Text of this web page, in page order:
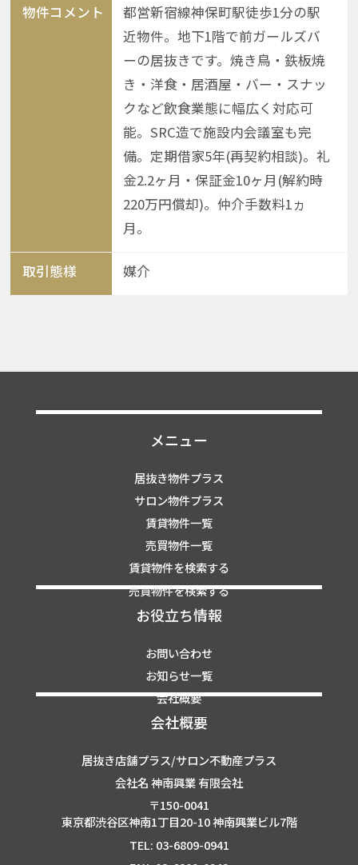
物件コメント
都営新宿線神保町駅徒歩1分の駅
近物件。地下1階で前ガールズバ
ーの居抜きです。焼き鳥・鉄板焼
き・洋食・居酒屋・バー・スナッ
クなど飲食業態に幅広く対応可
能。SRC造で施設内会議室も完
備。定期借家5年(再契約相談)。礼
金2.2ヶ月・保証金10ヶ月(解約時
220万円償却)。仲介手数料1ヵ
月。
取引態様 媒介
メニュー
居抜き物件プラス
サロン物件プラス
賃貸物件一覧
売買物件一覧
賃貸物件を検索する
売買物件を検索する
お役立ち情報
お問い合わせ
お知らせ一覧
会社概要
会社概要
居抜き店舗プラス/サロン不動産プラス
会社名 神南興業 有限会社
〒150-0041
東京都渋谷区神南1丁目20-10 神南興業ビル7階
TEL: 03-6809-0941